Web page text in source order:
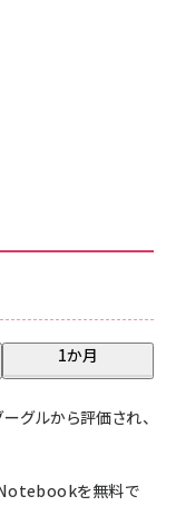
1か月
グルから評価され、
を無料で